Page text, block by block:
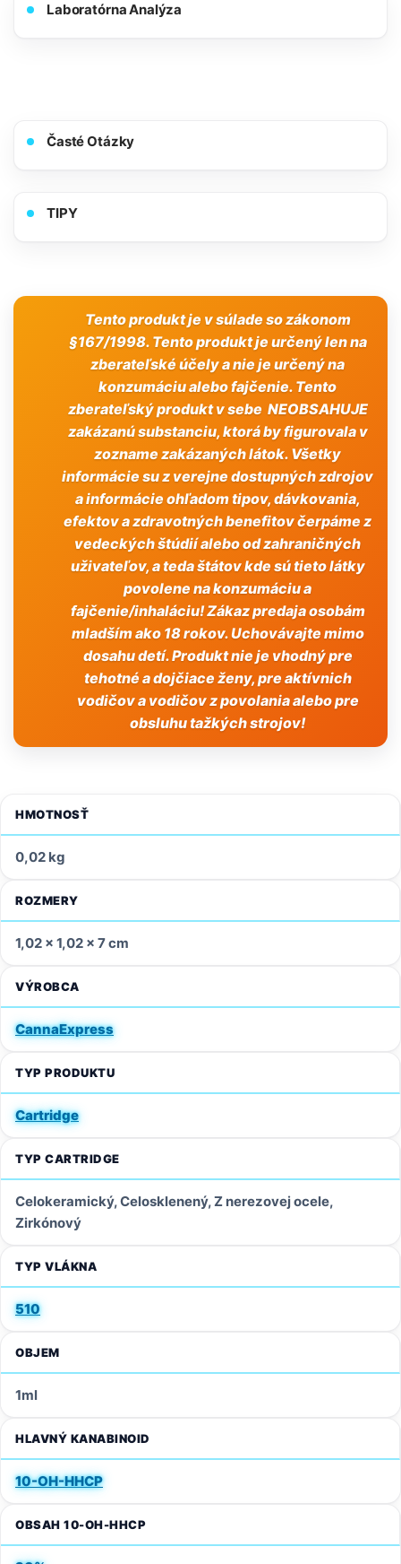
Laboratórna Analýza
Časté Otázky
TIPY
Tento produkt je v súlade so zákonom
§167/1998. Tento produkt je určený len na
zberateľské účely a nie je určený na
konzumáciu alebo fajčenie. Tento
zberateľský produkt v sebe NEOBSAHUJE
zakázanú substanciu, ktorá by figurovala v
zozname zakázaných látok. Všetky
informácie su z verejne dostupných zdrojov
a informácie ohľadom tipov, dávkovania,
efektov a zdravotných benefitov čerpáme z
vedeckých štúdií alebo od zahraničných
uživateľov, a teda štátov kde sú tieto látky
povolene na konzumáciu a
fajčenie/inhaláciu! Zákaz predaja osobám
mladším ako 18 rokov. Uchovávajte mimo
dosahu detí. Produkt nie je vhodný pre
tehotné a dojčiace ženy, pre aktívnich
vodičov a vodičov z povolania alebo pre
obsluhu tažkých strojov!
HMOTNOSŤ
0,02 kg
ROZMERY
1,02 × 1,02 × 7 cm
VÝROBCA
CannaExpress
TYP PRODUKTU
Cartridge
TYP CARTRIDGE
Celokeramický, Celosklenený, Z nerezovej ocele,
Zirkónový
TYP VLÁKNA
510
OBJEM
1ml
HLAVNÝ KANABINOID
10-OH-HHCP
OBSAH 10-OH-HHCP